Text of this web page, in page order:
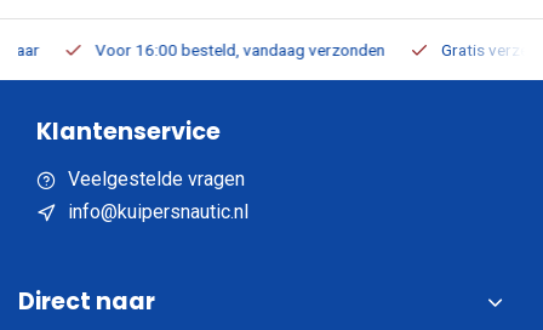
Voor 16:00 besteld, vandaag verzonden Gratis verzending
Klantenservice
Veelgestelde vragen
info@kuipersnautic.nl
Direct naar